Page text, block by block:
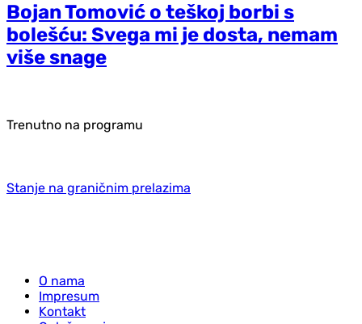
Bojan Tomović o teškoj borbi s
bolešću: Svega mi je dosta, nemam
više snage
Trenutno na programu
Stanje na graničnim prelazima
O nama
Impresum
Kontakt